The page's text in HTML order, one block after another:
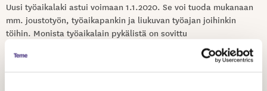
Uusi työaikalaki astui voimaan 1.1.2020. Se voi tuoda mukanaan
mm. joustotyön, työaikapankin ja liukuvan työajan joihinkin
töihin. Monista työaikalain pykälistä on sovittu
työehtosopimuksissa toisin ja ne ovat voimassa. Niitä, jotka
työskentelevät vain työaikalain piirissä (ei työehtosopimuksen
piirissä), tulee koskemaan työaikalain muutokset. Mikäli